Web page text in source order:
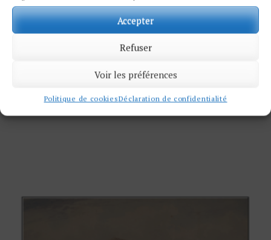
Accepter
Refuser
Voir les préférences
Politique de cookiesDéclaration de confidentialité
VUE DE LA CHAMBRE DE CONSTANTIN
SIÈCLE
SOLD